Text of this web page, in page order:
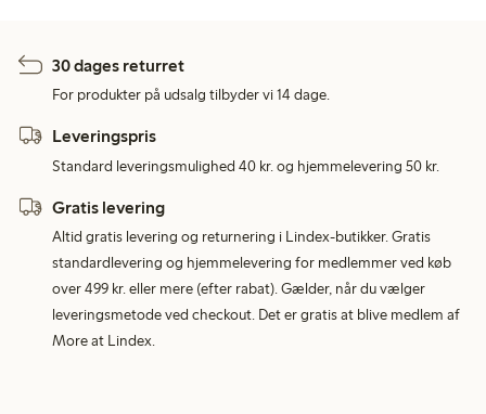
30 dages returret
For produkter på udsalg tilbyder vi 14 dage.
Leveringspris
Standard leveringsmulighed 40 kr. og hjemmelevering 50 kr.
Gratis levering
Altid gratis levering og returnering i Lindex-butikker. Gratis
standardlevering og hjemmelevering for medlemmer ved køb
over 499 kr. eller mere (efter rabat). Gælder, når du vælger
leveringsmetode ved checkout. Det er gratis at blive medlem af
More at Lindex.